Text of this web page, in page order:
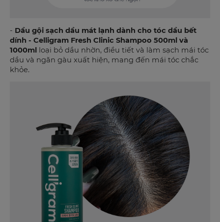
- Dầu gội sạch dầu mát lạnh dành cho tóc dầu bết
dính - Celligram Fresh Clinic Shampoo 500ml và
1000ml loại bỏ dầu nhờn, điều tiết và làm sạch mái tóc
dầu và ngăn gàu xuất hiện, mang đến mái tóc chắc
khỏe.